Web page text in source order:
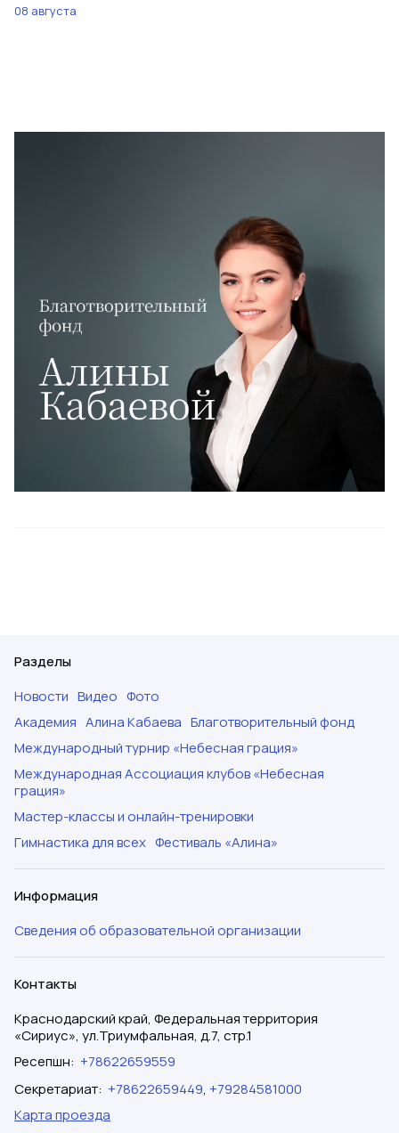
08 августа
Разделы
Новости Видео Фото
Академия Алина Кабаева Благотворительный фонд
Международный турнир «Небесная грация»
Международная Ассоциация клубов «Небесная
грация»
Мастер-классы и онлайн-тренировки
Гимнастика для всех Фестиваль «Алина»
Информация
Сведения об образовательной организации
Контакты
Краснодарский край, Федеральная территория
«Сириус», ул.Триумфальная, д.7, стр.1
Ресепшн: +78622659559
Секретариат: +78622659449, +79284581000
Карта проезда